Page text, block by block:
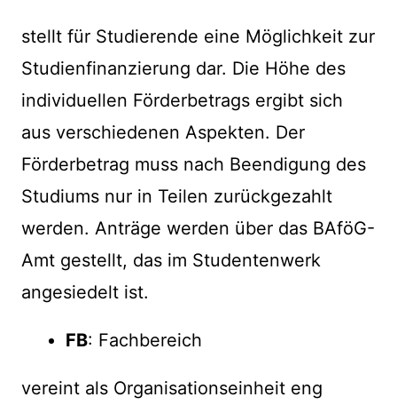
stellt für Studierende eine Möglichkeit zur
Studienfinanzierung dar. Die Höhe des
individuellen Förderbetrags ergibt sich
aus verschiedenen Aspekten. Der
Förderbetrag muss nach Beendigung des
Studiums nur in Teilen zurückgezahlt
werden. Anträge werden über das BAföG-
Amt gestellt, das im Studentenwerk
angesiedelt ist.
FB: Fachbereich
vereint als Organisationseinheit eng